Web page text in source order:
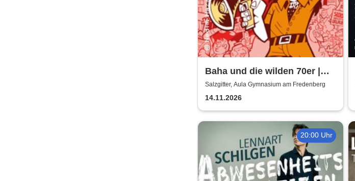
Baha und die wilden 70er |
Aula Gymnasium am
Fredenberg
Salzgitter, Aula Gymnasium am Fredenberg
14.11.2026
20:00 Uhr